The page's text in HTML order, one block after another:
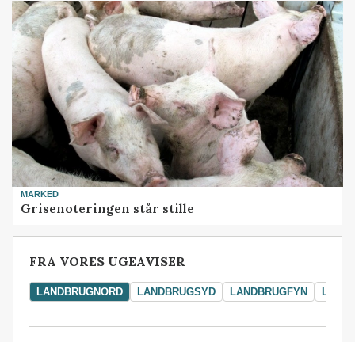
MARKED
Grisenoteringen står stille
FRA VORES UGEAVISER
LANDBRUGNORD LANDBRUGSYD LANDBRUGFYN